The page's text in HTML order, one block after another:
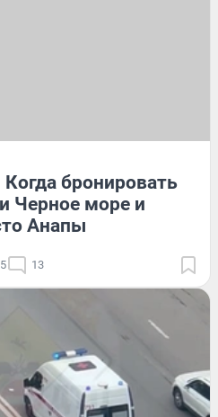
бронировать
Черное море и
Анапы
13